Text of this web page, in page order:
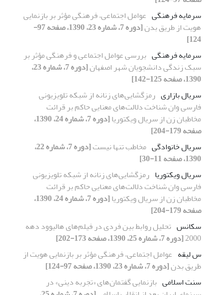
سرمایه فرهنگی عوامل اجتماعی، فرهنگی مؤثر بر بازنمایی
هویت از طریق بدن
[دوره 7، شماره 23، 1390، صفحه 97-
124]
سرمایه فرهنگی بررسی عوامل اجتماعی و فرهنگی مؤثر بر
سبک زندگی دانشجویان شهر اصفهان
[دوره 7، شماره 23،
1390، صفحه 125-142]
سریال بازاری رمزگشایی‌های زنانه از شبکه تلویزیونی
فارسی وان شناخت دلالت‌های معنایی حاکم بر قرائت
مخاطبان زن از سریال ویکتوریا
[دوره 7، شماره 24، 1390،
صفحه 179-204]
سریال خانوادگی مخاطب تنها نیست
[دوره 7، شماره 22،
1390، صفحه 11-30]
سریال ویکتوریا رمزگشایی‌های زنانه از شبکه تلویزیونی
فارسی وان شناخت دلالت‌های معنایی حاکم بر قرائت
مخاطبان زن از سریال ویکتوریا
[دوره 7، شماره 24، 1390،
صفحه 179-204]
سکانس تحلیل روابط بین فردی در فیلم‌های هالیوود دهه
2000[دوره 7، شماره 25، 1390، صفحه 173-202]
س لیقه عوامل اجتماعی، فرهنگی مؤثر بر بازنمایی هویت از
طریق بدن[دوره 7، شماره 23، 1390، صفحه 97-124]
سنت اسلامی بازنمایی گفتمان‌های «تجربه دینی» در